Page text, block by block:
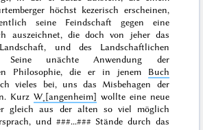
höchst kezerisch erscheinen,
seine Feindschaft gegen eine
auszeichnet, die doch von jeher das
und des Landschaftlichen
unächte Anwendung der
Philosophie, die er in jenem Buch
vieles bei, uns das Misbehagen der
Kurz W˖[angenheim] wollte eine neue
gleich aus der alten so viel möglich
und ###...###Stände durch das